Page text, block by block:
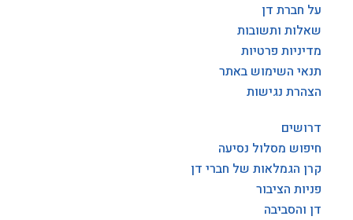
על חברת דן
שאלות ותשובות
מדיניות פרטיות
תנאי השימוש באתר
הצהרת נגישות
דרושים
חיפוש מסלול נסיעה
קרן הגמלאות של חברי דן
פניות הציבור
דן והסביבה